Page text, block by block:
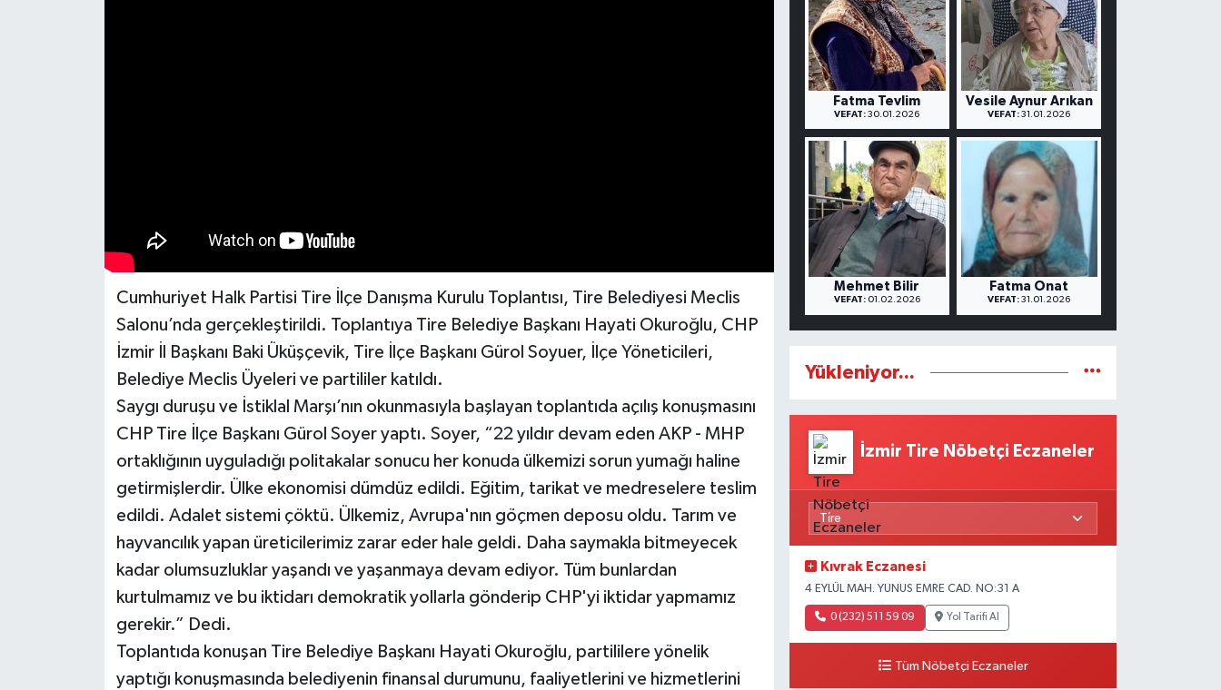
Cumhuriyet Halk Partisi Tire İlçe Danışma Kurulu Toplantısı, Tire Belediyesi Meclis
Salonu’nda gerçekleştirildi. Toplantıya Tire Belediye Başkanı Hayati Okuroğlu, CHP
İzmir İl Başkanı Baki Üküşçevik, Tire İlçe Başkanı Gürol Soyuer, İlçe Yöneticileri,
Belediye Meclis Üyeleri ve partililer katıldı.
Saygı duruşu ve İstiklal Marşı’nın okunmasıyla başlayan toplantıda açılış konuşmasını
CHP Tire İlçe Başkanı Gürol Soyer yaptı. Soyer, “22 yıldır devam eden AKP - MHP
ortaklığının uyguladığı politakalar sonucu her konuda ülkemizi sorun yumağı haline
getirmişlerdir. Ülke ekonomisi dümdüz edildi. Eğitim, tarikat ve medreselere teslim
edildi. Adalet sistemi çöktü. Ülkemiz, Avrupa'nın göçmen deposu oldu. Tarım ve
hayvancılık yapan üreticilerimiz zarar eder hale geldi. Daha saymakla bitmeyecek
kadar olumsuzluklar yaşandı ve yaşanmaya devam ediyor. Tüm bunlardan
kurtulmamız ve bu iktidarı demokratik yollarla gönderip CHP'yi iktidar yapmamız
gerekir.” Dedi.
Toplantıda konuşan Tire Belediye Başkanı Hayati Okuroğlu, partililere yönelik
yaptığı konuşmasında belediyenin finansal durumunu, faaliyetlerini ve hizmetlerini
Fatma Tevlim
VEFAT: 30.01.2026
Vesile Aynur Arıkan
VEFAT: 31.01.2026
Mehmet Bilir
VEFAT:01.02.2026
Fatma Onat
VEFAT: 31.01.2026
Yükleniyor...
İzmir Tire Nöbetçi Eczaneler
Kıvrak Eczanesi
4 EYLÜL MAH. YUNUS EMRE CAD. NO:31 A
0 (232) 511 59 09 Yol Tarifi Al
Tüm Nöbetçi Eczaneler